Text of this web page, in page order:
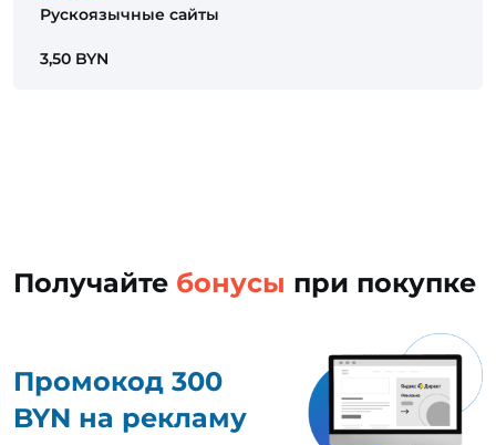
Рускоязычные сайты
3,50 BYN
Получайте бонусы при покупке
Промокод 300
BYN на рекламу